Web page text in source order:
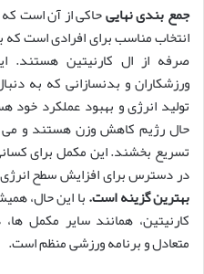
جمع بندی نهاییحاکی از آن است که
انتخاب مناسب برای افرادی است
صرفه از ال کارنیتین هستند.
ورزشکاران و بدنسازانی که به
تولید انرژی و بهبود عملکرد خود
حال رژیم کاهش وزن هستند و می
تسریع بخشند. این مکمل برای
در دسترس برای افزایش سطح
بهترین گزینه است.با این حال،
کارنیتین، همانند سایر مکمل
متعادل و برنامه ورزشی منظم است.